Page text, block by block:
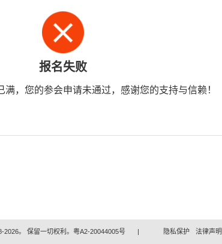
报名失败
满，您的参会申请未通过，感谢您的支持与信赖！
。 保留一切权利。粤A2-20044005号 | 隐私保护 法律声明